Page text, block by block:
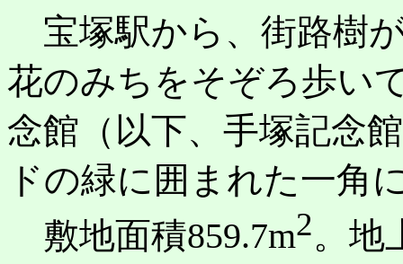
宝塚駅から、街路樹
花のみちをそぞろ歩い
念館（以下、手塚記念
ドの緑に囲まれた一角
敷地面積859.7m2。地